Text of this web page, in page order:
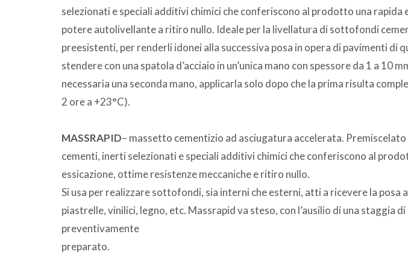
selezionati e speciali additivi chimici che conferiscono al prodotto una rapida
potere autolivellante a ritiro nullo. Ideale per la livellatura di sottofondi
preesistenti, per renderli idonei alla successiva posa in opera di pavimenti di
stendere con una spatola d’acciaio in un’unica mano con spessore da 1 a 10
necessaria una seconda mano, applicarla solo dopo che la prima risulta
2 ore a +23°C).
MASSRAPID– massetto cementizio ad asciugatura accelerata. Premiscelato
cementi, inerti selezionati e speciali additivi chimici che conferiscono al
essicazione, ottime resistenze meccaniche e ritiro nullo.
Si usa per realizzare sottofondi, sia interni che esterni, atti a ricevere la posa
piastrelle, vinilici, legno, etc. Massrapid va steso, con l’ausilio di una staggia
preventivamente
preparato.